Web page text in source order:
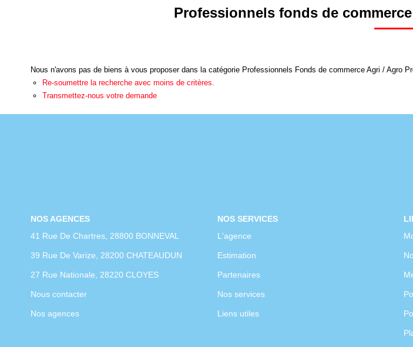
Professionnels fonds de
Nous n'avons pas de biens à vous proposer dans la catégorie Professionnels Fonds de commerce Agri / Agro
Re-soumettre la recherche avec moins de critères.
Transmettez-nous votre demande
NOS AGENCES
41 Rue De Chartres, 28800 BONNEVAL
39 Rue De Varize, 28200 CHATEAUDUN
27 Rue Nationale, 28220 CLOYES
Nous contacter
Nos agences
NOS SERVICES
L'agence
Estimation
Partenaires
Nos services
Liens utiles